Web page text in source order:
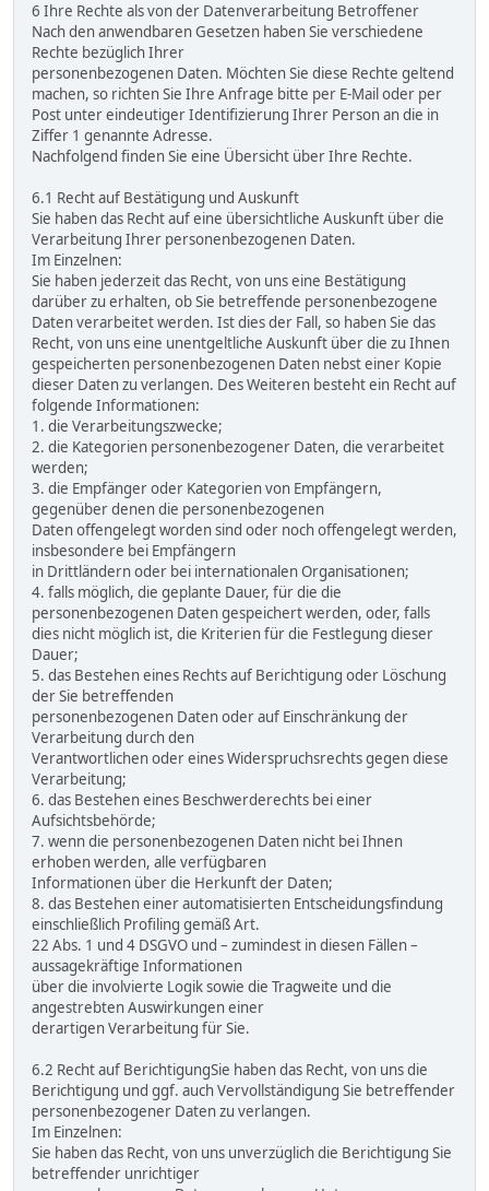
6 Ihre Rechte als von der Datenverarbeitung Betroffener
Nach den anwendbaren Gesetzen haben Sie verschiedene
Rechte bezüglich Ihrer
personenbezogenen Daten. Möchten Sie diese Rechte geltend
machen, so richten Sie Ihre Anfrage bitte per E-Mail oder per
Post unter eindeutiger Identifizierung Ihrer Person an die in
Ziffer 1 genannte Adresse.
Nachfolgend finden Sie eine Übersicht über Ihre Rechte.
6.1 Recht auf Bestätigung und Auskunft
Sie haben das Recht auf eine übersichtliche Auskunft über die
Verarbeitung Ihrer personenbezogenen Daten.
Im Einzelnen:
Sie haben jederzeit das Recht, von uns eine Bestätigung
darüber zu erhalten, ob Sie betreffende personenbezogene
Daten verarbeitet werden. Ist dies der Fall, so haben Sie das
Recht, von uns eine unentgeltliche Auskunft über die zu Ihnen
gespeicherten personenbezogenen Daten nebst einer Kopie
dieser Daten zu verlangen. Des Weiteren besteht ein Recht auf
folgende Informationen:
1. die Verarbeitungszwecke;
2. die Kategorien personenbezogener Daten, die verarbeitet
werden;
3. die Empfänger oder Kategorien von Empfängern,
gegenüber denen die personenbezogenen
Daten offengelegt worden sind oder noch offengelegt werden,
insbesondere bei Empfängern
in Drittländern oder bei internationalen Organisationen;
4. falls möglich, die geplante Dauer, für die die
personenbezogenen Daten gespeichert werden, oder, falls
dies nicht möglich ist, die Kriterien für die Festlegung dieser
Dauer;
5. das Bestehen eines Rechts auf Berichtigung oder Löschung
der Sie betreffenden
personenbezogenen Daten oder auf Einschränkung der
Verarbeitung durch den
Verantwortlichen oder eines Widerspruchsrechts gegen diese
Verarbeitung;
6. das Bestehen eines Beschwerderechts bei einer
Aufsichtsbehörde;
7. wenn die personenbezogenen Daten nicht bei Ihnen
erhoben werden, alle verfügbaren
Informationen über die Herkunft der Daten;
8. das Bestehen einer automatisierten Entscheidungsfindung
einschließlich Profiling gemäß Art.
22 Abs. 1 und 4 DSGVO und – zumindest in diesen Fällen –
aussagekräftige Informationen
über die involvierte Logik sowie die Tragweite und die
angestrebten Auswirkungen einer
derartigen Verarbeitung für Sie.
6.2 Recht auf BerichtigungSie haben das Recht, von uns die
Berichtigung und ggf. auch Vervollständigung Sie betreffender
personenbezogener Daten zu verlangen.
Im Einzelnen:
Sie haben das Recht, von uns unverzüglich die Berichtigung Sie
betreffender unrichtiger